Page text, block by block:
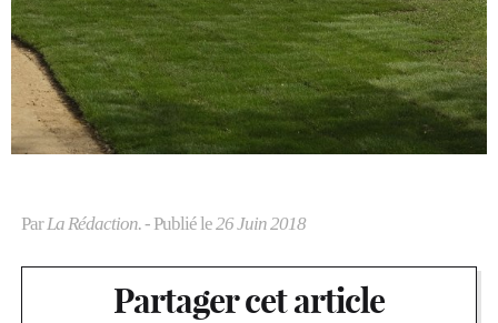
ParLa Rédaction.- Publié le26 Juin 2018
Partager cet article